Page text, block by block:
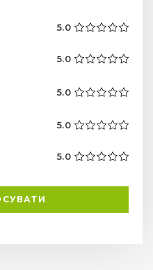
5.0
5.0
5.0
5.0
5.0